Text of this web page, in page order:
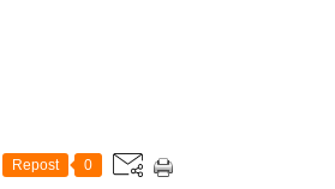
Repost 0